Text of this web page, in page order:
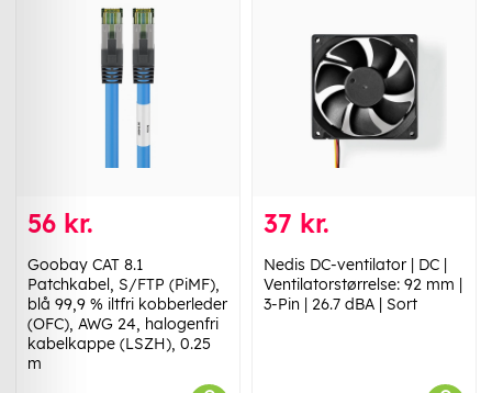
56 kr.
Goobay CAT 8.1
Patchkabel, S/FTP (PiMF),
blå 99,9 % iltfri kobberleder
(OFC), AWG 24, halogenfri
kabelkappe (LSZH), 0.25
m
37 kr.
Nedis DC-ventilator | DC |
Ventilatorstørrelse: 92 mm |
3-Pin | 26.7 dBA | Sort